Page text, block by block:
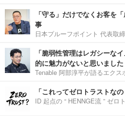
「守る」だけでなくお客を
事
日本プルーフポイント 代表取
「脆弱性管理はレガシーな
的に魅力がないと思いました
Tenable 阿部淳平が語るエクス
「これってゼロトラストな
ID 起点の “ HENNGE流 ” ゼロ